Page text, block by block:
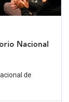
Nacional
de